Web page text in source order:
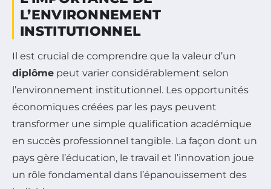
L’ENVIRONNEMENT
INSTITUTIONNEL
Il est crucial de comprendre que la valeur d’un
diplôme peut varier considérablement selon
l’environnement institutionnel. Les opportunités
économiques créées par les pays peuvent
transformer une simple qualification académique
en succès professionnel tangible. La façon dont un
pays gère l’éducation, le travail et l’innovation joue
un rôle fondamental dans l’épanouissement des